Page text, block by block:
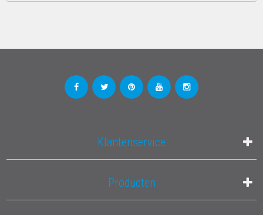
Klantenservice
Producten